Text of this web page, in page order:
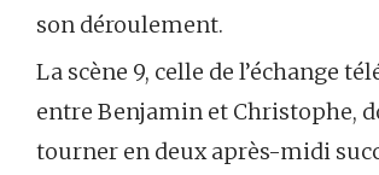
son déroulement.
La scène 9, celle de l’échange
entre Benjamin et Christophe,
tourner en deux après-midi